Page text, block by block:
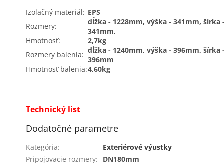
Izolačný materiál: EPS
Rozmery:
dĺžka - 1228mm, výška - 341mm, šírka
341mm,
Hmotnosť:
2,7kg
Rozmery balenia: dĺžka - 1240mm, výška - 396mm, šírka
396mm
Hmotnosť balenia:4,60kg
Technický list
Dodatočné parametre
Kategória:
Exteriérové výustky
Pripojovacie rozmery: DN180mm